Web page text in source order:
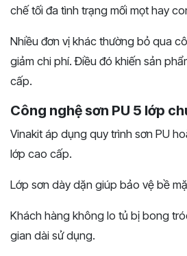
chế tối đa tình trạng mối mọt hay
Nhiều đơn vị khác thường bỏ qua
giảm chi phí. Điều đó khiến sản
cấp.
Công nghệ sơn PU 5 lớp
Vinakit áp dụng quy trình sơn PU
lớp cao cấp.
Lớp sơn dày dặn giúp bảo vệ bề
Khách hàng không lo tủ bị bong
gian dài sử dụng.